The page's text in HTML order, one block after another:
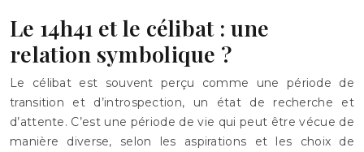
Le 14h41 et le célibat : une
relation symbolique ?
Le célibat est souvent perçu comme une période de
transition et d’introspection, un état de recherche et
d’attente. C’est une période de vie qui peut être vécue de
manière diverse, selon les aspirations et les choix de